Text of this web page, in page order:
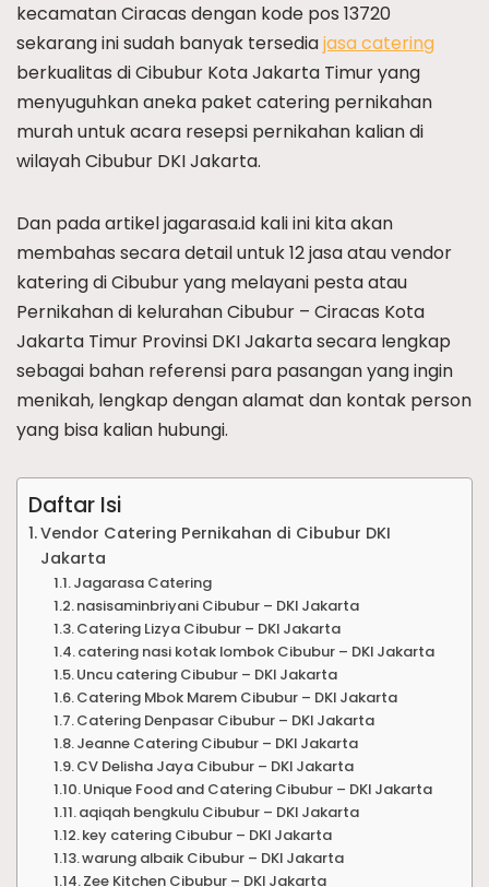
kecamatan Ciracas dengan kode pos 13720
sekarang ini sudah banyak tersediajasa catering
berkualitas di Cibubur Kota Jakarta Timur yang
menyuguhkan aneka paket catering pernikahan
murah untuk acara resepsi pernikahan kalian di
wilayah Cibubur DKI Jakarta.
Dan pada artikel jagarasa.id kali ini kita akan
membahas secara detail untuk 12 jasa atau vendor
katering di Cibubur yang melayani pesta atau
Pernikahan di kelurahan Cibubur – Ciracas Kota
Jakarta Timur Provinsi DKI Jakarta secara lengkap
sebagai bahan referensi para pasangan yang ingin
menikah, lengkap dengan alamat dan kontak person
yang bisa kalian hubungi.
Daftar Isi
Vendor Catering Pernikahan di Cibubur DKI
Jakarta
Jagarasa Catering
nasisaminbriyani Cibubur – DKI Jakarta
Catering Lizya Cibubur – DKI Jakarta
catering nasi kotak lombok Cibubur – DKI Jakarta
Uncu catering Cibubur – DKI Jakarta
Catering Mbok Marem Cibubur – DKI Jakarta
Catering Denpasar Cibubur – DKI Jakarta
Jeanne Catering Cibubur – DKI Jakarta
CV Delisha Jaya Cibubur – DKI Jakarta
Unique Food and Catering Cibubur – DKI Jakarta
aqiqah bengkulu Cibubur – DKI Jakarta
key catering Cibubur – DKI Jakarta
warung albaik Cibubur – DKI Jakarta
Zee Kitchen Cibubur – DKI Jakarta